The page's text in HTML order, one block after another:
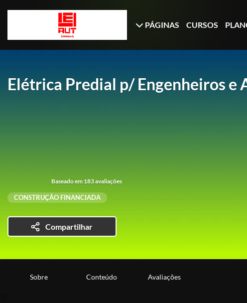
PÁGINAS CURSOS
Elétrica Predial p/ Engenheiros e
Baseado em 183 avaliações
CONSTRUÇÃO FINANCIADA
Compartilhar
Sobre Conteúdo Avaliações